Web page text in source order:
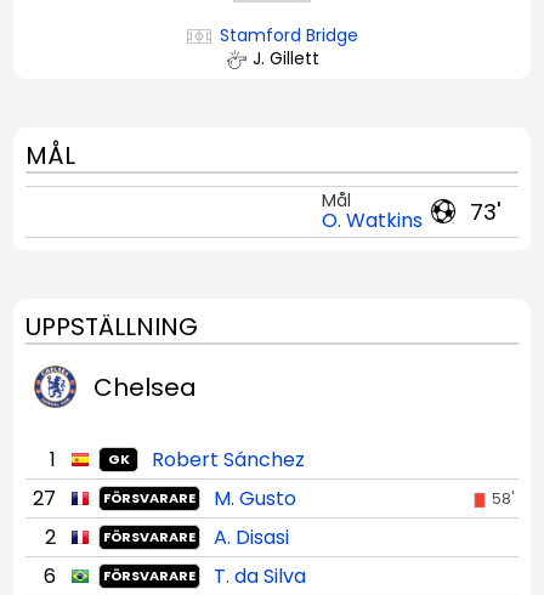
Stamford Bridge
J. Gillett
MÅL
73'
Mål
O. Watkins
UPPSTÄLLNING
Chelsea
1 GK
Robert Sánchez
27
FÖRSVARARE M. Gusto 58'
2 FÖRSVARARE
A. Disasi
6
FÖRSVARARE
T. da Silva